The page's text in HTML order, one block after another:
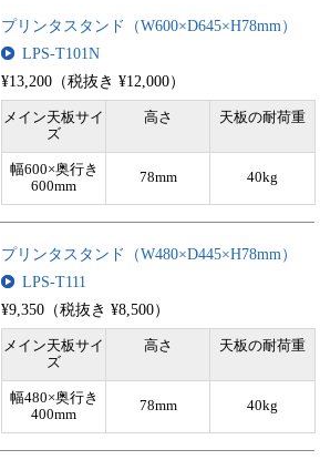
プリンタスタンド（W600×D645×H78mm）
LPS-T101N
¥13,200（税抜き ¥12,000）
メイン天板サイ
ズ
高さ 天板の耐荷重
幅600×奥行き
600mm
78mm 40kg
プリンタスタンド（W480×D445×H78mm）
LPS-T111
¥9,350（税抜き ¥8,500）
メイン天板サイ
ズ
高さ 天板の耐荷重
幅480×奥行き
400mm
78mm 40kg